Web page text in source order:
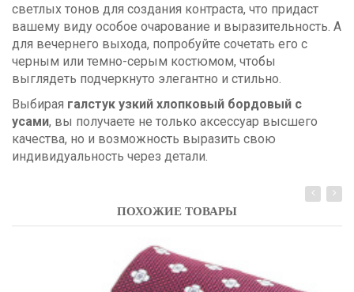
светлых тонов для создания контраста, что придаст
вашему виду особое очарование и выразительность. А
для вечернего выхода, попробуйте сочетать его с
черным или темно-серым костюмом, чтобы
выглядеть подчеркнуто элегантно и стильно.
Выбирая галстук узкий хлопковый бордовый с
усами, вы получаете не только аксессуар высшего
качества, но и возможность выразить свою
индивидуальность через детали.
ПОХОЖИЕ ТОВАРЫ